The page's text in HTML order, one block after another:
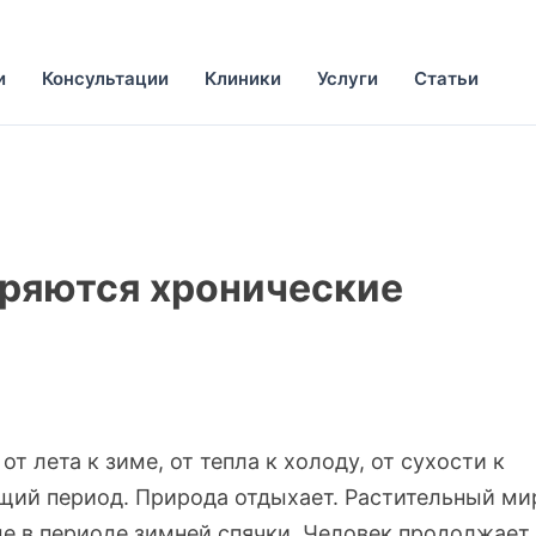
Консультации Клиники Услуги Статьи
хронические
лета к зиме, от тепла к холоду, от сухости к
период. Природа отдыхает. Растительный